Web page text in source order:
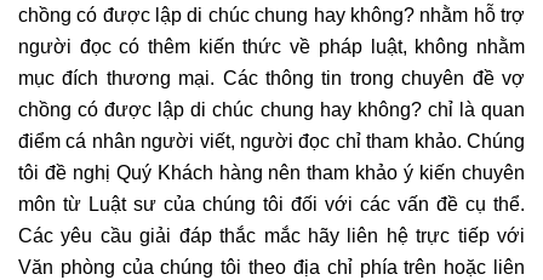
chồng có được lập di chúc chung hay không? nhằm hỗ trợ
người đọc có thêm kiến thức về pháp luật, không nhằm
mục đích thương mại. Các thông tin trong chuyên đề vợ
chồng có được lập di chúc chung hay không? chỉ là quan
điểm cá nhân người viết, người đọc chỉ tham khảo. Chúng
tôi đề nghị Quý Khách hàng nên tham khảo ý kiến chuyên
môn từ Luật sư của chúng tôi đối với các vấn đề cụ thể.
Các yêu cầu giải đáp thắc mắc hãy liên hệ trực tiếp với
Văn phòng của chúng tôi theo địa chỉ phía trên hoặc liên